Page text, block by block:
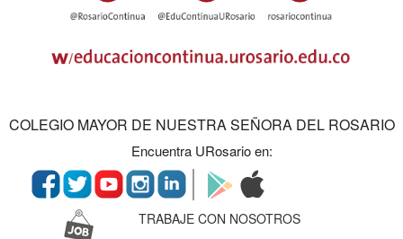
COLEGIO MAYOR DE NUESTRA SEÑORA DEL ROSARIO
Encuentra URosario en:
TRABAJE CON NOSOTROS